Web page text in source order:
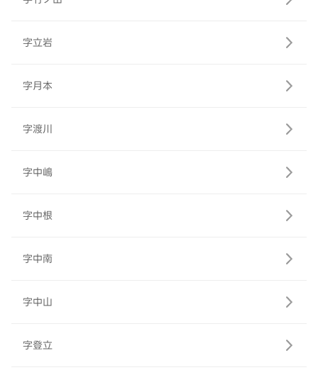
字立岩
字月本
字渡川
字中嶋
字中根
字中南
字中山
字登立